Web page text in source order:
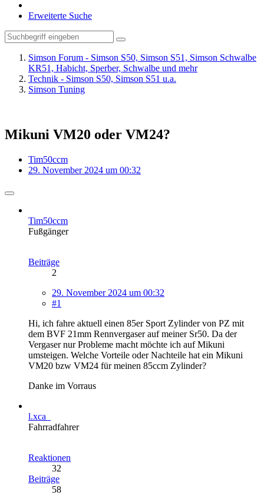
Erweiterte Suche
Simson Forum - Simson S50, Simson S51, Simson Schwalbe
KR51, Habicht, Sperber, Schwalbe und mehr
Technik - Simson S50, Simson S51 u.a.
Simson Tuning
Mikuni VM20 oder VM24?
Tim50ccm
29. November 2024 um 00:32
Tim50ccm
Fußgänger
Beiträge
2
29. November 2024 um 00:32
#1
Hi, ich fahre aktuell einen 85er Sport Zylinder von PZ mit
dem BVF 21mm Rennvergaser auf meiner Sr50. Da der
Vergaser nur Probleme macht möchte ich auf Mikuni
umsteigen. Welche Vorteile oder Nachteile hat ein Mikuni
VM20 bzw VM24 für meinen 85ccm Zylinder?
Danke im Vorraus
l.xca_
Fahrradfahrer
Reaktionen
32
Beiträge
58